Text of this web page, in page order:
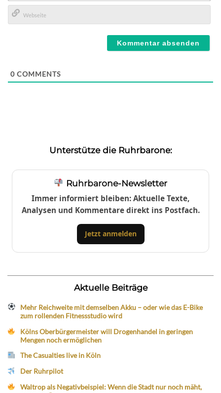
E-
Mail*
0 COMMENTS
Unterstütze die Ruhrbarone:
Ruhrbarone-Newsletter
Immer informiert bleiben: Aktuelle Texte,
Analysen und Kommentare direkt ins Postfach.
Jetzt anmelden
Aktuelle Beiträge
Mehr Reichweite mit demselben Akku – oder wie das E-Bike
zum rollenden Fitnessstudio wird
Kölns Oberbürgermeister will Drogenhandel in geringen
Mengen noch ermöglichen
The Casualties live in Köln
Der Ruhrpilot
Waltrop als Negativbeispiel: Wenn die Stadt nur noch mäht,